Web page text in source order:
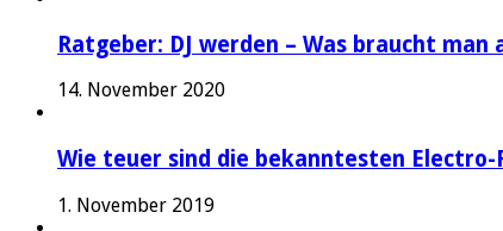
Ratgeber: DJ werden – Was braucht man
14. November 2020
Wie teuer sind die bekanntesten Electro-
1. November 2019